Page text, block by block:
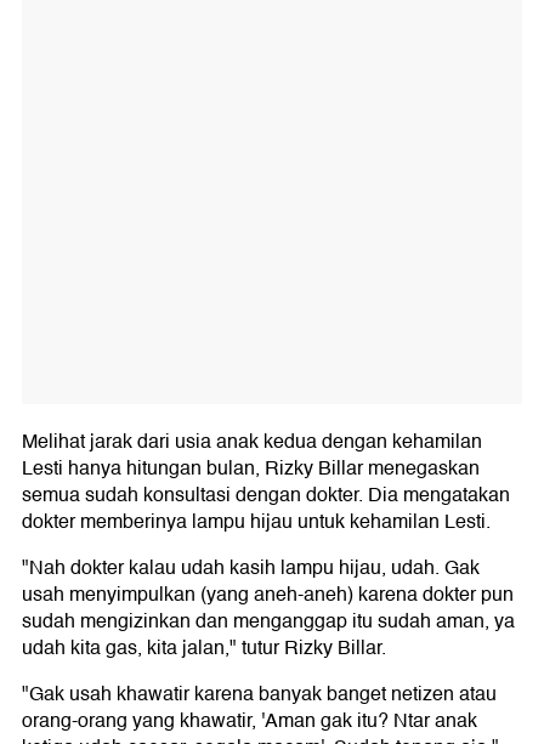
Melihat jarak dari usia anak kedua dengan kehamilan
Lesti hanya hitungan bulan, Rizky Billar menegaskan
semua sudah konsultasi dengan dokter. Dia mengatakan
dokter memberinya lampu hijau untuk kehamilan Lesti.
"Nah dokter kalau udah kasih lampu hijau, udah. Gak
usah menyimpulkan (yang aneh-aneh) karena dokter pun
sudah mengizinkan dan menganggap itu sudah aman, ya
udah kita gas, kita jalan," tutur Rizky Billar.
"Gak usah khawatir karena banyak banget netizen atau
orang-orang yang khawatir, 'Aman gak itu? Ntar anak